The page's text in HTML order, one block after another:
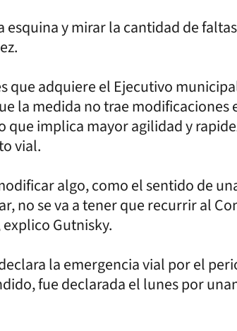
esquina y mirar la cantidad de
que adquiere el Ejecutivo
la medida no trae modificaciones
que implica mayor agilidad y
vial.
algo, como el sentido de
no se va a tener que recurrir al
Gutnisky.
la emergencia vial por el
fue declarada el lunes por